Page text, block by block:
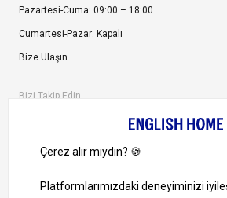
Pazartesi-Cuma: 09:00 – 18:00
Cumartesi-Pazar: Kapalı
Bize Ulaşın
Bizi Takip Edin
1000 TL ve Üzeri Alışverişlerinizde Kargo